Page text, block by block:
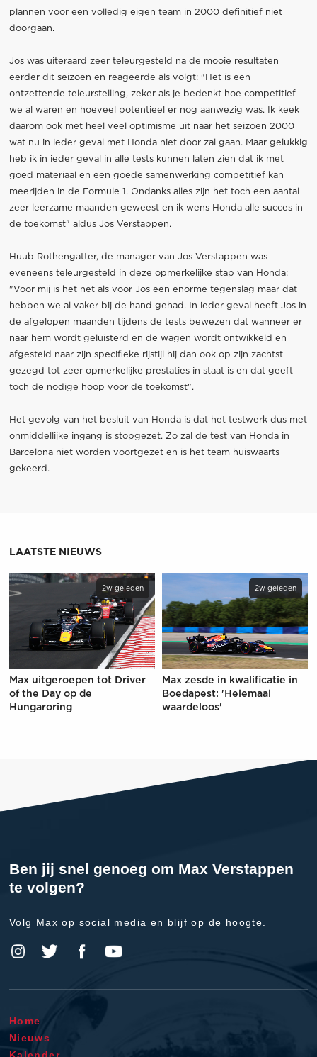
plannen voor een volledig eigen team in 2000 definitief niet
doorgaan.
Jos was uiteraard zeer teleurgesteld na de mooie resultaten
eerder dit seizoen en reageerde als volgt: "Het is een
ontzettende teleurstelling, zeker als je bedenkt hoe competitief
we al waren en hoeveel potentieel er nog aanwezig was. Ik keek
daarom ook met heel veel optimisme uit naar het seizoen 2000
wat nu in ieder geval met Honda niet door zal gaan. Maar gelukkig
heb ik in ieder geval in alle tests kunnen laten zien dat ik met
goed materiaal en een goede samenwerking competitief kan
meerijden in de Formule 1. Ondanks alles zijn het toch een aantal
zeer leerzame maanden geweest en ik wens Honda alle succes in
de toekomst" aldus Jos Verstappen.
Huub Rothengatter, de manager van Jos Verstappen was
eveneens teleurgesteld in deze opmerkelijke stap van Honda:
"Voor mij is het net als voor Jos een enorme tegenslag maar dat
hebben we al vaker bij de hand gehad. In ieder geval heeft Jos in
de afgelopen maanden tijdens de tests bewezen dat wanneer er
naar hem wordt geluisterd en de wagen wordt ontwikkeld en
afgesteld naar zijn specifieke rijstijl hij dan ook op zijn zachtst
gezegd tot zeer opmerkelijke prestaties in staat is en dat geeft
toch de nodige hoop voor de toekomst".
Het gevolg van het besluit van Honda is dat het testwerk dus met
onmiddellijke ingang is stopgezet. Zo zal de test van Honda in
Barcelona niet worden voortgezet en is het team huiswaarts
gekeerd.
LAATSTE NIEUWS
2w geleden
Max uitgeroepen tot Driver
of the Day op de
Hungaroring
2w geleden
Max zesde in kwalificatie in
Boedapest: 'Helemaal
waardeloos'
Ben jij snel genoeg om Max Verstappen
te volgen?
Volg Max op social media en blijf op de hoogte.
Home
Nieuws
Kalender